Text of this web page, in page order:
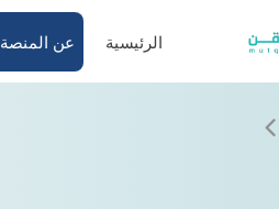
الرئيسية عن المنصة